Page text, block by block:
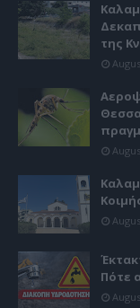
της
Πότε